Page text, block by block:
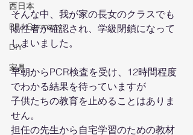
西日本
BPJ Germany
DIY
家具
そんな中、我が家の長女のクラスでも
陽性者が確認され、学級閉鎖になって
しまいました。
早朝からPCR検査を受け、12時間程度
でわかる結果を待っていますが
子供たちの教育を止めることはありま
せん。
担任の先生から自宅学習のための教材